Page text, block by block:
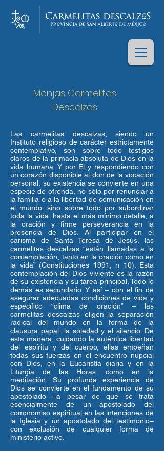
Monjas Carmelitas
Descalzas
Las carmelitas descalzas, siendo un
Instituto religioso de carácter estrictamente
contemplativo, son sobre todo testigos
claros de la primacía absoluta de Dios en la
vida humana. Y por Él y respondiendo con
un corazón disponible al don de la vocación
personal, su existencia se convierte en una
especie de ofrenda, no sólo por renunciar a
la familia o a la libertad de comunicación en
el mundo, sino sobre todo por subordinar
toda la vida, hasta el más mínimo detalle, a
la oración y firme perseverancia en la
presencia de Dios. Al participar en el
carisma de Santa Teresa de Jesús, las
carmelitas descalzas “están llamadas a la
contemplación, tanto en la oración como en
la vida” (Constituciones 1991, n 10). Esta
contemplación del Dios viviente es la razón
de su existencia y su tarea principal. Todo lo
demás es secundario. Y así – con el fin de
asegurar adecuadas condiciones de vida y
específico “clima de oración” – las
carmelitas descalzas eligen la separación
radical del mundo en la forma de la
clausura papal, la soledad y el silencio. De
esta manera, cuidando la auténtica libertad
del espíritu y del cuerpo, ellas empeñan
todas sus fuerzas en el encuentro nupcial
con Dios, en la Eucaristía diaria y en la
Liturgia de las Horas, como en la
meditación. Su profunda experiencia de
Dios se convierte en el fundamento de su
apostolado –a pesar de que se trata
esencialmente de un apostolado del
compromiso espiritual en las intenciones de
la Iglesia y un apostolado del testimonio–
con exclusión de cualquier forma de
ministerio activo.